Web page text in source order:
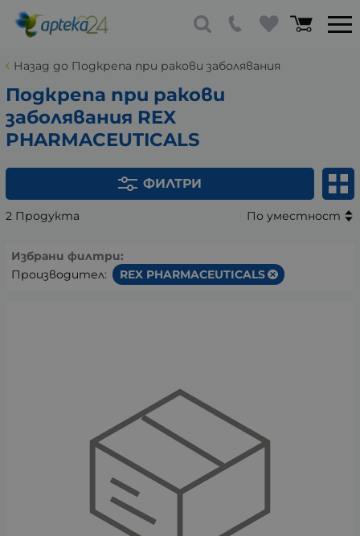
Назад до Подкрепа при ракови заболявания
Подкрепа при ракови
заболявания REX
PHARMACEUTICALS
ФИЛТРИ
2 Продукта По уместност
Избрани филтри:
Производител:
REX PHARMACEUTICALS